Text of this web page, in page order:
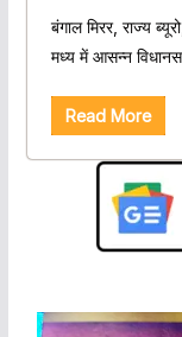
बंगाल मिरर, राज्य
मध्य में आसन्न
Read More